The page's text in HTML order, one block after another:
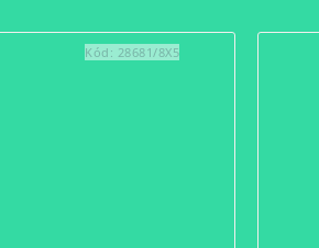
Kód: 28681/8X5